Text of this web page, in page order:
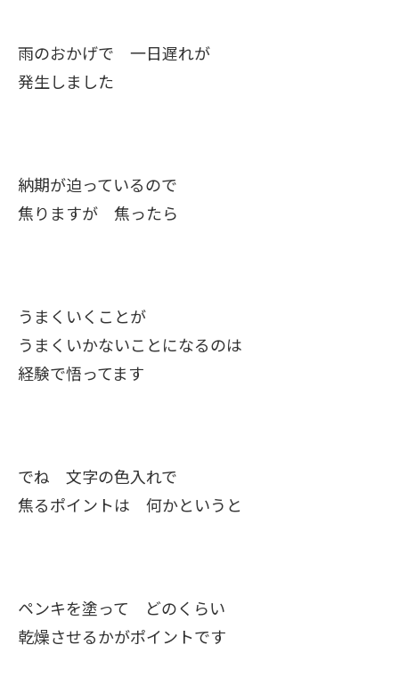
雨のおかげで 一日遅れが
発生しました
納期が迫っているので
焦りますが 焦ったら
うまくいくことが
うまくいかないことになるのは
経験で悟ってます
でね 文字の色入れで
焦るポイントは 何かというと
ペンキを塗って どのくらい
乾燥させるかがポイントです